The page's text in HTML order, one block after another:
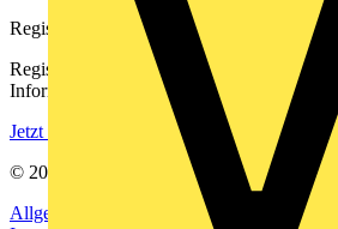
Registrierung
Registrieren Sie sich kostenlos und
Informationen aus der Elektroindustrie.
Jetzt registrieren
© 2002-
Allgemeine Geschäftsbedingungen